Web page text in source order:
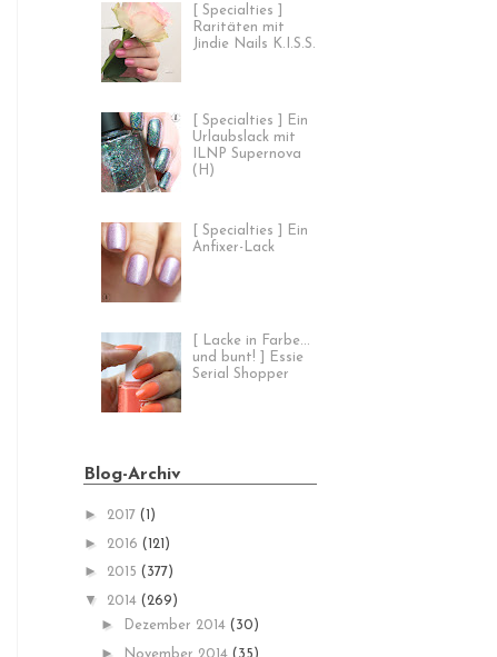
[ Specialties ]
Raritäten mit
Jindie Nails K.I.S.S.
[ Specialties ] Ein
Urlaubslack mit
ILNP Supernova
(H)
[ Specialties ] Ein
Anfixer-Lack
[ Lacke in Farbe...
und bunt! ] Essie
Serial Shopper
Blog-Archiv
► 2017 (1)
► 2016 (121)
► 2015 (377)
▼ 2014 (269)
► Dezember 2014(30)
► November 2014(35)